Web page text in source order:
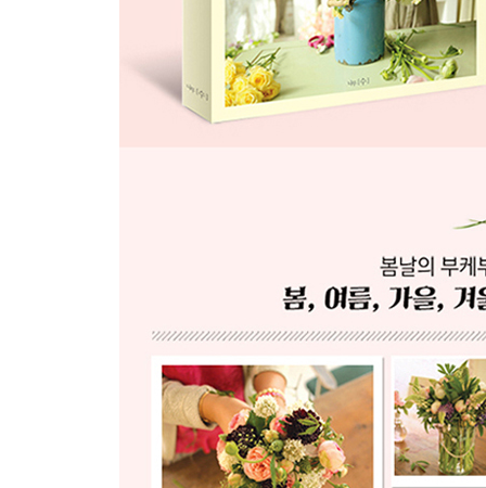
25 Gateau de fleur 플라워 케이크
26 Sachet a parfums 향기를 품은 향낭
epilogue_Bon Voyage 즐거운 여행